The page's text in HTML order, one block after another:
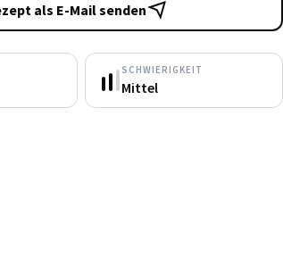
als E-Mail senden
SCHWIERIGKEIT
Mittel